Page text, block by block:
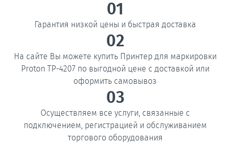
01
Гарантия низкой цены и быстрая доставка
02
На сайте Вы можете купить Принтер для маркировки
Proton TP-4207 по выгодной цене с доставкой или
оформить самовывоз
03
Осуществляем все услуги, связанные с
подключением, регистрацией и обслуживанием
торгового оборудования